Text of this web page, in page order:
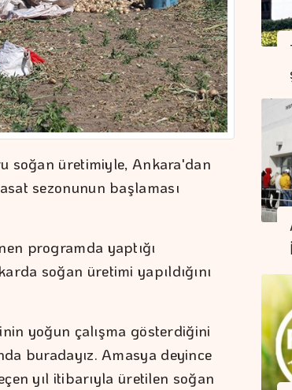
soğan üretimiyle, Ankara'dan
sezonunun başlaması
programda yaptığı
soğan üretimi yapıldığını
yoğun çalışma gösterdiğini
buradayız. Amasya deyince
yıl itibarıyla üretilen soğan